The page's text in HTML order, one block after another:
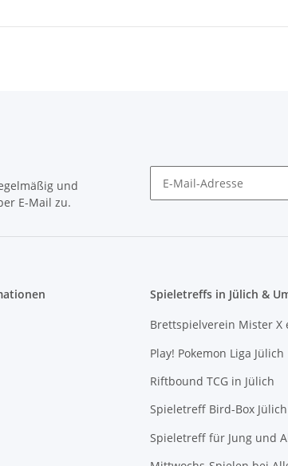
und
E-Mail zu.
Spieletreffs in Jülich &
Brettspielverein Mister X
Play! Pokemon Liga Jülich
Riftbound TCG in Jülich
Spieletreff Bird-Box Jülich
Spieletreff für Jung und